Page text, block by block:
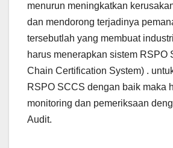
menurun meningkatkan
dan mendorong terjadinya
tersebutlah yang membuat
harus menerapkan sistem RSPO
Chain Certification System) .
RSPO SCCS dengan baik maka
monitoring dan pemeriksaan
Audit.